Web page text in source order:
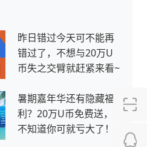
昨日错过今天可不能再
错过了，不想与20万U
币失之交臂就赶紧来看~
暑期嘉年华还有隐藏福
利？20万U币免费送，
不知道你可就亏大了！